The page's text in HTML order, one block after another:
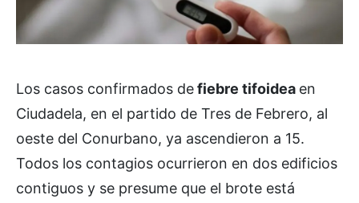
Los casos confirmados defiebre tifoidea en
Ciudadela, en el partido de Tres de Febrero, al
oeste del Conurbano, ya ascendieron a 15.
Todos los contagios ocurrieron en dos edificios
contiguos y se presume que el brote está